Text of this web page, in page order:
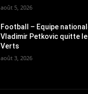
août 5, 2026
Football – Equipe
Vladimir Petkovic quitte
Verts
août 3, 2026